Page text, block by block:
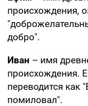
происхождения,
добро".
Иван – имя
происхождения.
переводится как
помиловал".